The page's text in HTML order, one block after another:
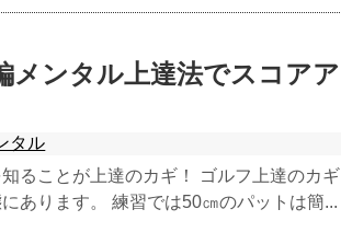
メンタル上達法でスコアア
タル
ることが上達のカギ！ ゴルフ上達のカギ
あります。 練習では50㎝のパットは簡...